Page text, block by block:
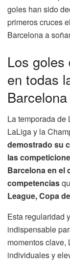
goles han sido
primeros cruces
Barcelona a
Los
en todas
Barcelona
La temporada de
LaLiga y la
demostrado su
las
Barcelona en el
competencias
League, Copa
Esta regularidad
indispensable
momentos
individuales y